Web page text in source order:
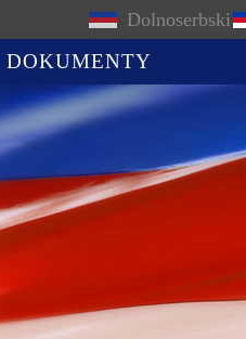
Dolnoserbski
DOKUMENTY